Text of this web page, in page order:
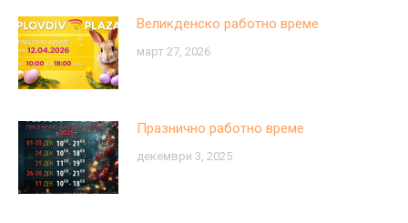
Великденско работно време
март 27, 2026
Празнично работно време
декември 3, 2025